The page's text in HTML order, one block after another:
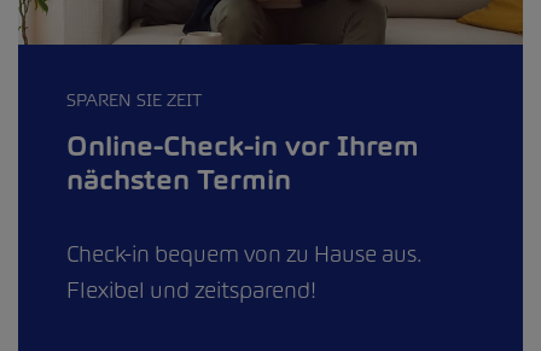
SPAREN SIE ZEIT
Online-Check-in vor Ihrem
nächsten Termin
Check-in bequem von zu Hause aus.
Flexibel und zeitsparend!